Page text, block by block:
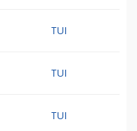
TUI
TUI
TUI